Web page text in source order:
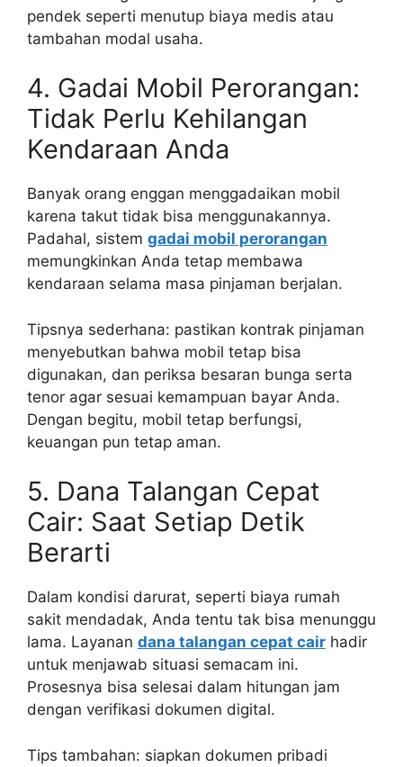
pendek seperti menutup biaya medis atau
tambahan modal usaha.
4. Gadai Mobil Perorangan:
Tidak Perlu Kehilangan
Kendaraan Anda
Banyak orang enggan menggadaikan mobil
karena takut tidak bisa menggunakannya.
Padahal, sistem gadai mobil perorangan
memungkinkan Anda tetap membawa
kendaraan selama masa pinjaman berjalan.
Tipsnya sederhana: pastikan kontrak pinjaman
menyebutkan bahwa mobil tetap bisa
digunakan, dan periksa besaran bunga serta
tenor agar sesuai kemampuan bayar Anda.
Dengan begitu, mobil tetap berfungsi,
keuangan pun tetap aman.
5. Dana Talangan Cepat
Cair: Saat Setiap Detik
Berarti
Dalam kondisi darurat, seperti biaya rumah
sakit mendadak, Anda tentu tak bisa menunggu
lama. Layanan dana talangan cepat cair hadir
untuk menjawab situasi semacam ini.
Prosesnya bisa selesai dalam hitungan jam
dengan verifikasi dokumen digital.
Tips tambahan: siapkan dokumen pribadi